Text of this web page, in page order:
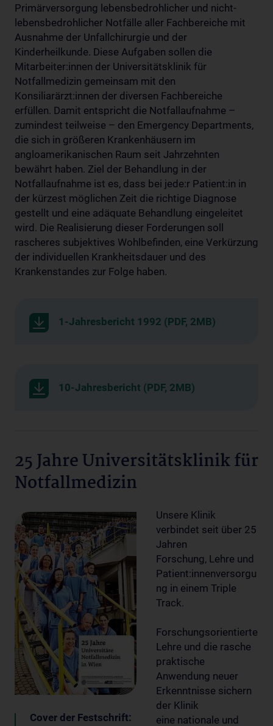
Primärversorgung lebensbedrohlicher und nicht-
lebensbedrohlicher Notfälle aller Fachbereiche mit
Ausnahme der Unfallchirurgie und der
Kinderheilkunde. Diese Aufgaben sollen die
Mitarbeiter:innen der Universitätsklinik für
Notfallmedizin gemeinsam mit den
Konsiliarärzt:innen der diversen Fachbereiche
erfüllen. Damit entspricht die Notfallaufnahme –
zumindest teilweise – den Emergency Departments,
die sich in größeren Krankenhäusern im
angloamerikanischen Raum seit Jahrzehnten
bewährt haben. Ziel der Behandlung in der
Notfallaufnahme ist es, dass bei jede:r Patient:in in
der kürzest möglichen Zeit die richtige Diagnose
gestellt und eine adäquate Behandlung eingeleitet
wird. Die Realisierung dieser Forderungen soll
rascheres subjektives Wohlbefinden, eine Verkürzung
der individuellen Krankheitsdauer und des
Krankenstandes zur Folge haben.
1-Jahresbericht 1992 (PDF, 2MB)
10-Jahresbericht (PDF, 2MB)
25 Jahre Universitätsklinik für
Notfallmedizin
Cover der Festschrift:
Unsere Klinik
verbindet seit über 25
Jahren
Forschung, Lehre und
Patient:innenversorgu
ng in einem Triple
Track.
Forschungsorientierte
Lehre und die rasche
praktische
Anwendung neuer
Erkenntnisse sichern
der Klinik
eine nationale und